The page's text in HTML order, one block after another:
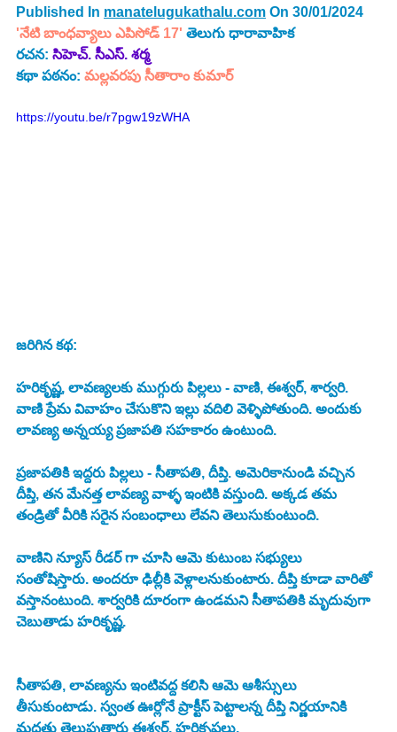
Published In manatelugukathalu.com On 30/01/2024
'నేటి బాంధవ్యాలు ఎపిసోడ్ 17' తెలుగు ధారావాహిక
రచన: సిహెచ్. సీఎస్. శర్మ
కథా పఠనం: మల్లవరపు సీతారాం కుమార్
https://youtu.be/r7pgw19zWHA
జరిగిన కథ:
హరికృష్ణ, లావణ్యలకు ముగ్గురు పిల్లలు - వాణి, ఈశ్వర్, శార్వరి.
వాణి ప్రేమ వివాహం చేసుకొని ఇల్లు వదిలి వెళ్ళిపోతుంది. అందుకు
లావణ్య అన్నయ్య ప్రజాపతి సహకారం ఉంటుంది.
ప్రజాపతికి ఇద్దరు పిల్లలు - సీతాపతి, దీప్తి. అమెరికానుండి వచ్చిన
దీప్తి, తన మేనత్త లావణ్య వాళ్ళ ఇంటికి వస్తుంది. అక్కడ తమ
తండ్రితో వీరికి సరైన సంబంధాలు లేవని తెలుసుకుంటుంది.
వాణిని న్యూస్ రీడర్ గా చూసి ఆమె కుటుంబ సభ్యులు
సంతోషిస్తారు. అందరూ ఢిల్లీకి వెళ్లాలనుకుంటారు. దీప్తి కూడా వారితో
వస్తానంటుంది. శార్వరికి దూరంగా ఉండమని సీతాపతికి మృదువుగా
చెబుతాడు హరికృష్ణ.
సీతాపతి, లావణ్యను ఇంటివద్ద కలిసి ఆమె ఆశీస్సులు
తీసుకుంటాడు. స్వంత ఊర్లోనే ప్రాక్టీస్ పెట్టాలన్న దీప్తి నిర్ణయానికి
మద్దతు తెలుపుతారు ఈశ్వర్, హరికృష్ణలు.